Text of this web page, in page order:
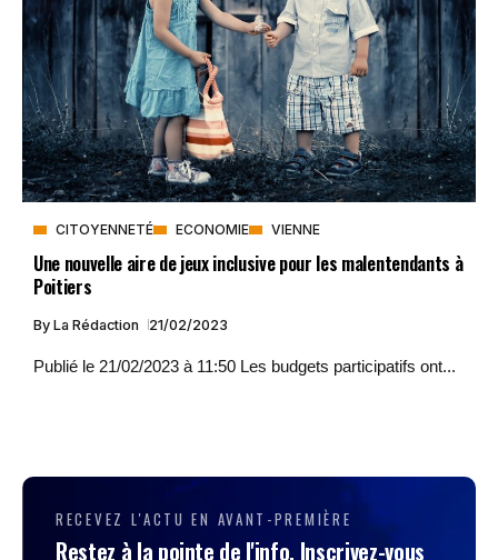
CITOYENNETÉ ECONOMIE VIENNE
Une nouvelle aire de jeux inclusive pour les malentendants à
Poitiers
By La Rédaction 21/02/2023
Publié le 21/02/2023 à 11:50 Les budgets participatifs ont...
RECEVEZ L'ACTU EN AVANT-PREMIÈRE
Restez à la pointe de l'info. Inscrivez-vous